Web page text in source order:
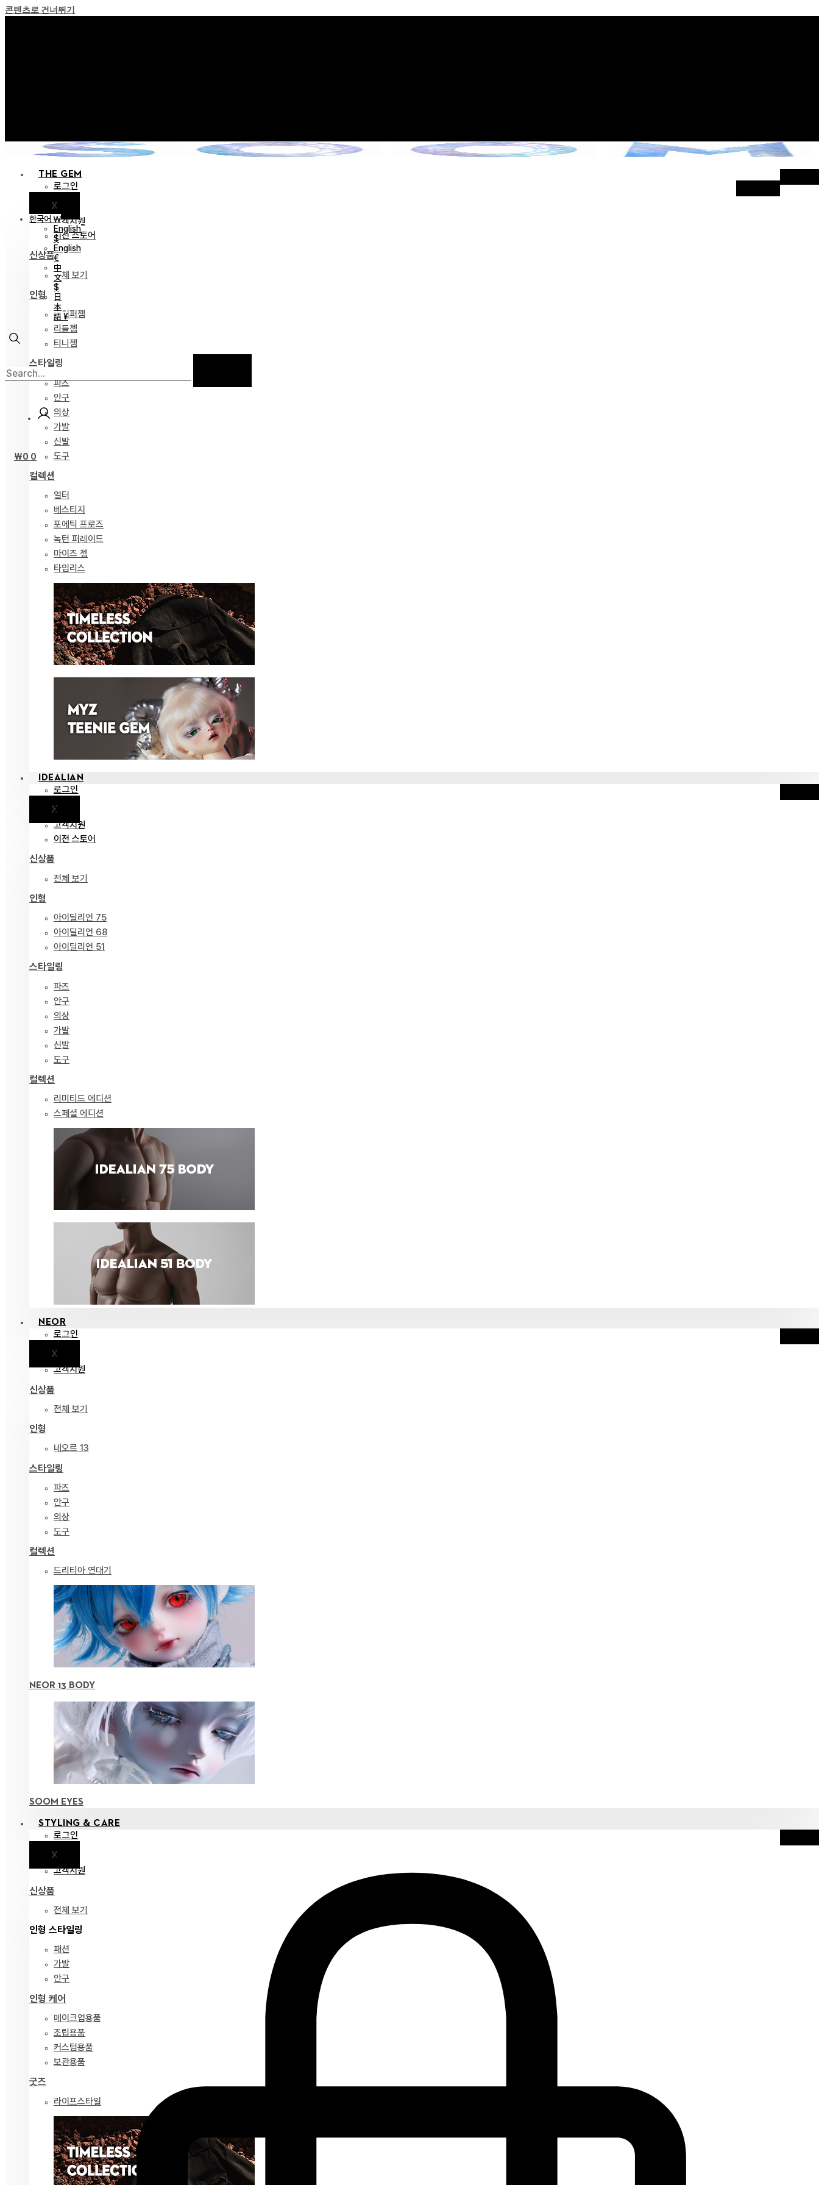
콘텐츠로 건너뛰기
THE GEM
로그인
X공지
고객지원
이전 스토어
신상품
전체 보기
인형
하이퍼젬
리틀젬
티니젬
스타일링
파츠
안구
의상
가발
신발
도구
컬렉션
얼터
베스티지
포에틱 프로즈
녹턴 퍼레이드
마이즈 젬
타임리스
IDEALIAN
로그인
X공지
고객지원
이전 스토어
신상품
전체 보기
인형
아이딜리언 75
아이딜리언 68
아이딜리언 51
스타일링
파츠
안구
의상
가발
신발
도구
컬렉션
리미티드 에디션
스페셜 에디션
NEOR
로그인
X공지
고객지원
신상품
전체 보기
인형
네오르 13
스타일링
파츠
안구
의상
도구
컬렉션
드리티아 연대기
NEOR 13 BODY
SOOM EYES
STYLING & CARE
로그인
X공지
고객지원
신상품
전체 보기
인형 스타일링
패션
가발
안구
인형 케어
메이크업용품
조립용품
커스텀용품
보관용품
굿즈
라이프스타일
한국어 ￦
English
$
English
€
中
文
$
日
本
語 ¥
₩0 0